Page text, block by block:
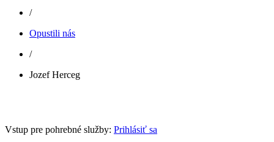
/
Opustili nás
/
Jozef Herceg
Vstup pre pohrebné služby: Prihlásiť sa